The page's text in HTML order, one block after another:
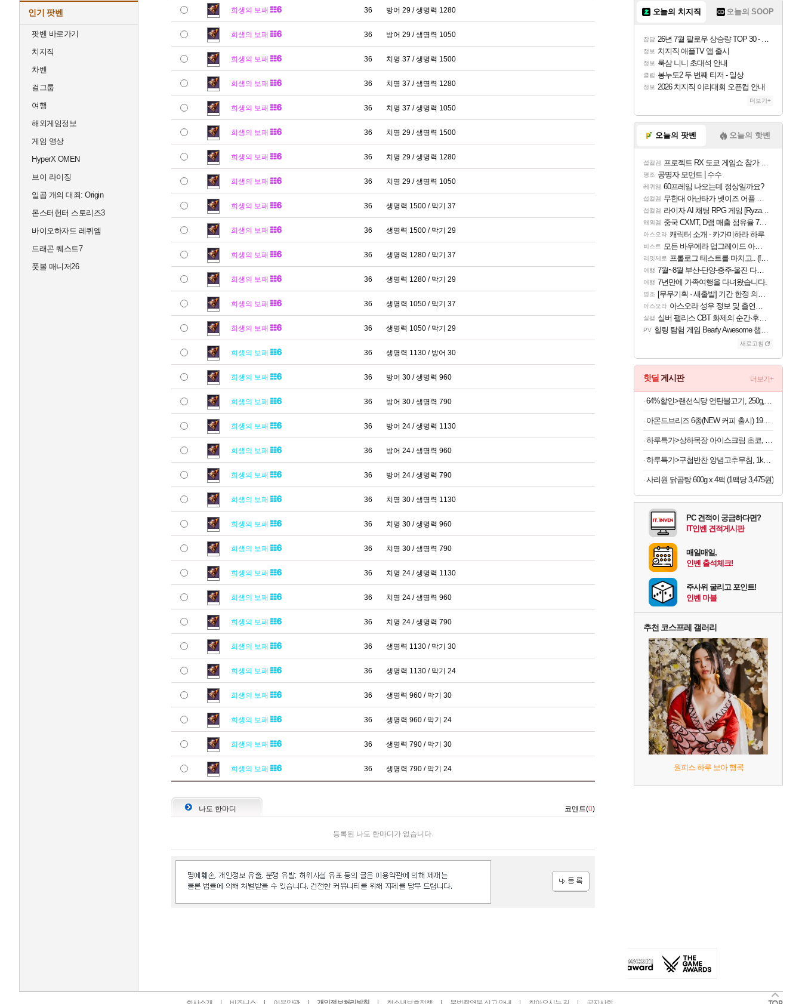
인기 팟벤
팟벤 바로가기
치지직
차벤
걸그룹
여행
해외게임정보
게임 영상
HyperX OMEN
브이 라이징
일곱 개의 대죄: Origin
몬스터헌터 스토리즈3
바이오하자드 레퀴엠
드래곤 퀘스트7
풋볼 매니저26
희생의 보패 36 방어 29 / 생명력 1280
희생의 보패 36 방어 29 / 생명력 1050
희생의 보패 36 치명 37 / 생명력 1500
희생의 보패 36 치명 37 / 생명력 1280
희생의 보패 36 치명 37 / 생명력 1050
희생의 보패 36 치명 29 / 생명력 1500
희생의 보패 36 치명 29 / 생명력 1280
희생의 보패 36 치명 29 / 생명력 1050
희생의 보패 36 생명력 1500 / 막기 37
희생의 보패 36 생명력 1500 / 막기 29
희생의 보패 36 생명력 1280 / 막기 37
희생의 보패 36 생명력 1280 / 막기 29
희생의 보패 36 생명력 1050 / 막기 37
희생의 보패 36 생명력 1050 / 막기 29
희생의 보패 36 생명력 1130 / 방어 30
희생의 보패 36 방어 30 / 생명력 960
희생의 보패 36 방어 30 / 생명력 790
희생의 보패 36 방어 24 / 생명력 1130
희생의 보패 36 방어 24 / 생명력 960
희생의 보패 36 방어 24 / 생명력 790
희생의 보패 36 치명 30 / 생명력 1130
희생의 보패 36 치명 30 / 생명력 960
희생의 보패 36 치명 30 / 생명력 790
희생의 보패 36 치명 24 / 생명력 1130
희생의 보패 36 치명 24 / 생명력 960
희생의 보패 36 치명 24 / 생명력 790
희생의 보패 36 생명력 1130 / 막기 30
희생의 보패 36 생명력 1130 / 막기 24
희생의 보패 36 생명력 960 / 막기 30
희생의 보패 36 생명력 960 / 막기 24
희생의 보패 36 생명력 790 / 막기 30
희생의 보패 36 생명력 790 / 막기 24
나도 한마디 코멘트(0)
등록된 나도 한마디가 없습니다.
오늘의 치지직 오늘의 SOOP
잡담 26년 7월 팔로우 상승량 TOP 30 - 월간 치지직
정보 치지직 애플TV 앱 출시
정보 룩삼 니니 초대석 안내
클립 봉누도2 두 번째 티저 - 일상
정보 2026 치지직 이리대회 오픈컵 안내
더보기+
오늘의 팟벤 오늘의 핫벤
섭컬겜 프로젝트 RX 도쿄 게임쇼 참가 결정
명조 공명자 모먼트 | 수수
레퀴엠 60프레임 나오는데 정상일까요?
섭컬겜 무한대 아난타가 넷이즈 어플 달력에 일정 등록
섭컬겜 라이자 AI 채팅 RPG 게임 [RyzaChat: AI] 공개
해외겜 중국 CXMT, D램 매출 점유율 7%…글로벌 4위로 부상
아스오라 캐릭터 소개 - 카가미하라 하루
비스트 모든 바우에라 업그레이드 아이템 획득 위치 공략 (89개)
리밋제로 프롤로그 테스트를 마치고.. (feat. 리아)
여행 7월~8월 부산-단양-충주-울진 다녀왔어요~
여행 7년만에 가족여행을 다녀왔습니다.
명조 [무무기획 · 새출발] 기간 한정 의뢰 이벤트
아스오라 아스오라 성우 정보 및 출연작 모음
실팰 실버 팰리스 CBT 화제의 순간·후기 모음
PV 힐링 탐험 게임 Bearly Awesome 챕터 1 트레일러
새로고침
핫딜 게시판 더보기+
64%할인>랜선식당 연탄불고기, 250g, 3개
아몬드브리즈 6종(NEW 커피 출시) 190ML/950ML 10팩/24팩/48팩 중 택 1
하루특가>상하목장 아이스크림 초코, 474ml, 1개 + 프로즌 그릭요거트, 350ml, 3종 + 바이오 요거트 파르페, 220ml, 4개
하루특가>구첩반찬 양념고추무침, 1kg, 1개
사리원 닭곰탕 600g x 4팩 (1팩당 3,475원)
PC 견적이 궁금하다면?
IT인벤 견적게시판
매일매일,
인벤 출석체크!
주사위 굴리고 포인트!
인벤 마블
추천 코스프레 갤러리
원피스 하루 보아 행콕